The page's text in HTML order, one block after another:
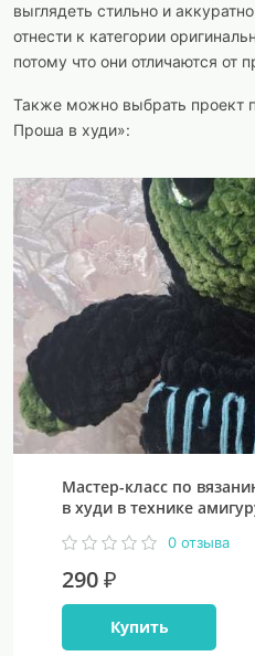
выглядеть стильно и
отнести к категории
потому что они отличаются от
Также можно выбрать проект
Проша в худи»:
Мастер-класс по
в худи в технике
0 отзыва
290 ₽
Купить